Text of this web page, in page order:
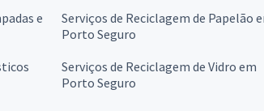
e
Serviços de Reciclagem de Papelão
Porto Seguro
Serviços de Reciclagem de Vidro em
Porto Seguro